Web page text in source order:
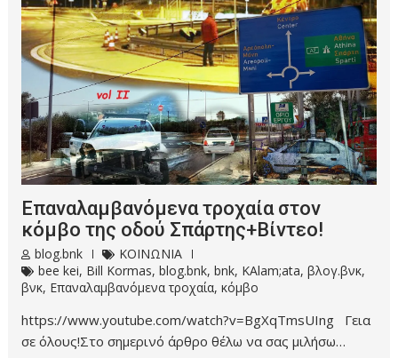
Επαναλαμβανόμενα τροχαία στον
κόμβο της οδού Σπάρτης+Βίντεο!
blog.bnk
ΚΟΙΝΩΝΙΑ
bee kei, Bill Kormas,blog.bnk,bnk, KAlam;ata,βλογ.βνκ,
βνκ, Επαναλαμβανόμενα τροχαία,κόμβο
https://www.youtube.com/watch?v=BgXqTmsUIng Γεια
σε όλους!Στο σημερινό άρθρο θέλω να σας μιλήσω…